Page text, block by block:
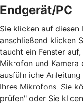
Endgerät/PC
Sie klicken auf diesen
anschließend klicken
taucht ein Fenster
Mikrofon und Kamera
ausführliche
Ihres Mikrofons. Sie
prüfen" oder Sie